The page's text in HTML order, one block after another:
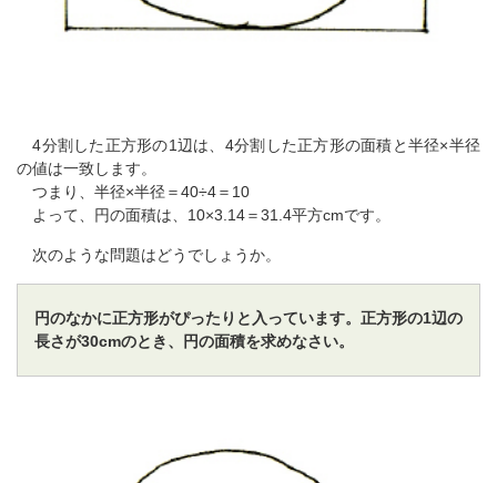
4分割した正方形の1辺は、4分割した正方形の面積と半径×半径
の値は一致します。
つまり、半径×半径＝40÷4＝10
よって、円の面積は、10×3.14＝31.4平方cmです。
次のような問題はどうでしょうか。
円のなかに正方形がぴったりと入っています。正方形の1辺の
長さが30cmのとき、円の面積を求めなさい。